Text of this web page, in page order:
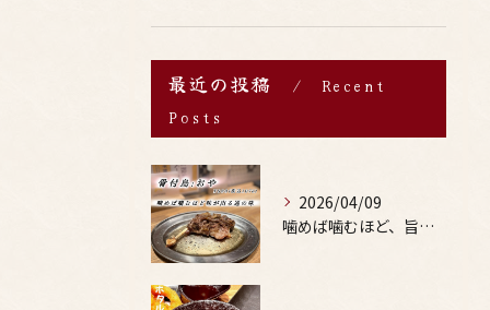
最近の投稿
Recent
Posts
2026/04/09
噛めば噛むほど、旨みがあふれる。